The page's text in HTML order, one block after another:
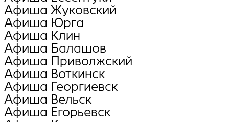
Афиша Жуковский
Афиша Юрга
Афиша Клин
Афиша Балашов
Афиша Приволжский
Афиша Воткинск
Афиша Георгиевск
Афиша Вельск
Афиша Егорьевск